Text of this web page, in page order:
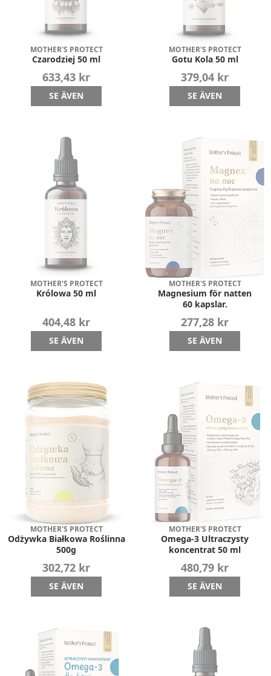
MOTHER'S PROTECT
Czarodziej 50 ml
633,43 kr
SE ÄVEN
MOTHER'S PROTECT
Gotu Kola 50 ml
379,04 kr
SE ÄVEN
MOTHER'S PROTECT
Królowa 50 ml
404,48 kr
SE ÄVEN
MOTHER'S PROTECT
Magnesium för natten
60 kapslar.
277,28 kr
SE ÄVEN
MOTHER'S PROTECT
Odżywka Białkowa Roślinna
500g
302,72 kr
SE ÄVEN
MOTHER'S PROTECT
Omega-3 Ultraczysty
koncentrat 50 ml
480,79 kr
SE ÄVEN